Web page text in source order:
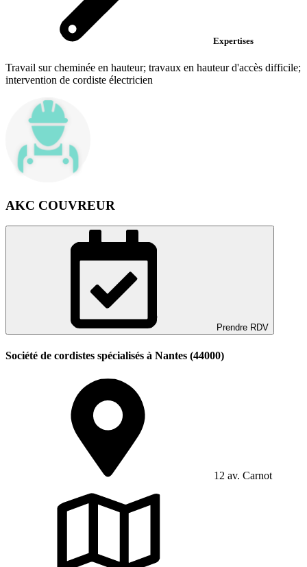
Expertises
Travail sur cheminée en hauteur; travaux en hauteur d'accès difficile;
intervention de cordiste électricien
AKC COUVREUR
Prendre RDV
Société de cordistes spécialisés à Nantes (44000)
12 av. Carnot